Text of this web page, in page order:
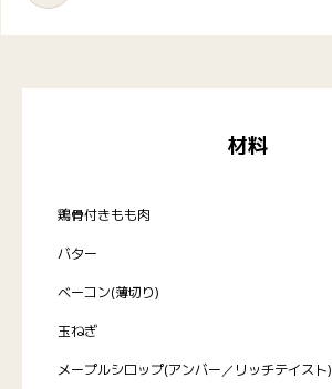
材料
鶏骨付きもも肉
バター
ベーコン(薄切り)
玉ねぎ
メープルシロップ(アンバー／リッチテイスト)